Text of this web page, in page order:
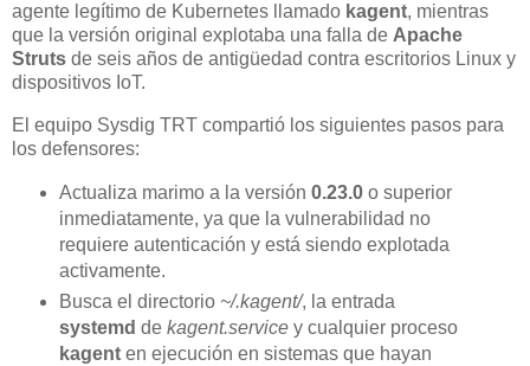
agente legítimo de Kubernetes llamado kagent, mientras
que la versión original explotaba una falla de Apache
Struts de seis años de antigüedad contra escritorios Linux y
dispositivos IoT.
El equipo Sysdig TRT compartió los siguientes pasos para
los defensores:
Actualiza marimo a la versión 0.23.0o superior
inmediatamente, ya que la vulnerabilidad no
requiere autenticación y está siendo explotada
activamente.
Busca el directorio ~/.kagent/, la entrada
systemd de kagent.servicey cualquier proceso
kagenten ejecución en sistemas que hayan